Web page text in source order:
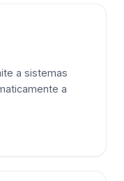
a sistemas
a